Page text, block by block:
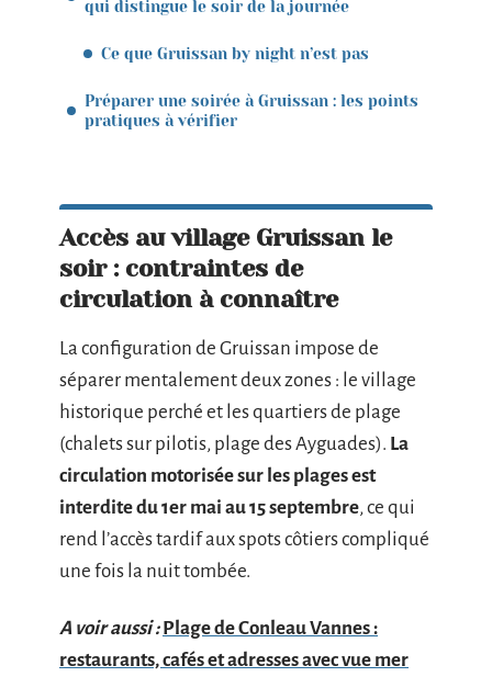
qui distingue le soir de la journée
Ce que Gruissan by night n’est pas
Préparer une soirée à Gruissan : les points
pratiques à vérifier
Accès au village Gruissan le
soir : contraintes de
circulation à connaître
La configuration de Gruissan impose de
séparer mentalement deux zones : le village
historique perché et les quartiers de plage
(chalets sur pilotis, plage des Ayguades). La
circulation motorisée sur les plages est
interdite du 1er mai au 15 septembre, ce qui
rend l’accès tardif aux spots côtiers compliqué
une fois la nuit tombée.
A voir aussi : Plage de Conleau Vannes :
restaurants, cafés et adresses avec vue mer